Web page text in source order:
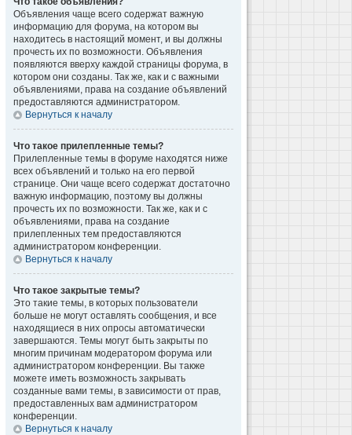
Объявления чаще всего содержат важную
информацию для форума, на котором вы
находитесь в настоящий момент, и вы должны
прочесть их по возможности. Объявления
появляются вверху каждой страницы форума, в
котором они созданы. Так же, как и с важными
объявлениями, права на создание объявлений
предоставляются администратором.
Вернуться к началу
Что такое прилепленные темы?
Прилепленные темы в форуме находятся ниже
всех объявлений и только на его первой
странице. Они чаще всего содержат достаточно
важную информацию, поэтому вы должны
прочесть их по возможности. Так же, как и с
объявлениями, права на создание
прилепленных тем предоставляются
администратором конференции.
Вернуться к началу
Что такое закрытые темы?
Это такие темы, в которых пользователи
больше не могут оставлять сообщения, и все
находящиеся в них опросы автоматически
завершаются. Темы могут быть закрыты по
многим причинам модератором форума или
администратором конференции. Вы также
можете иметь возможность закрывать
созданные вами темы, в зависимости от прав,
предоставленных вам администратором
конференции.
Вернуться к началу